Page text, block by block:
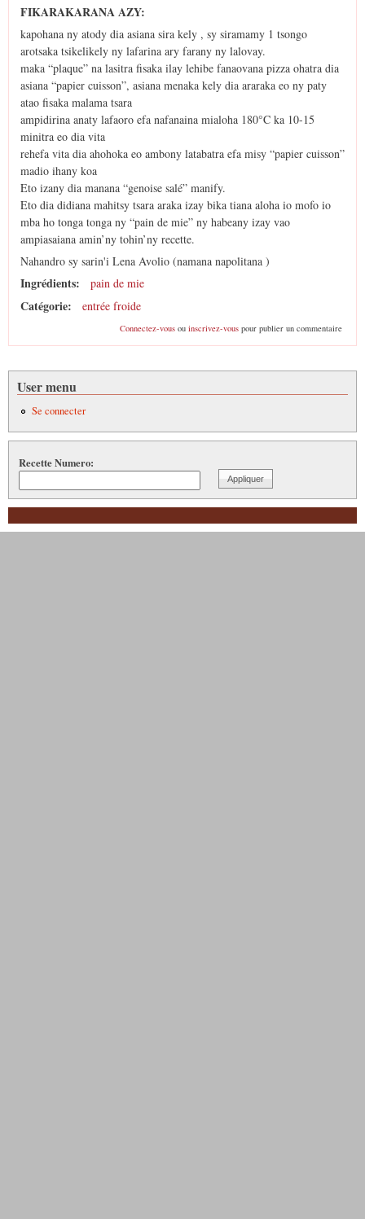
FIKARAKARANA AZY:
kapohana ny atody dia asiana sira kely , sy siramamy 1 tsongo
arotsaka tsikelikely ny lafarina ary farany ny lalovay.
maka “plaque” na lasitra fisaka ilay lehibe fanaovana pizza ohatra dia
asiana “papier cuisson”, asiana menaka kely dia araraka eo ny paty
atao fisaka malama tsara
ampidirina anaty lafaoro efa nafanaina mialoha 180°C ka 10-15
minitra eo dia vita
rehefa vita dia ahohoka eo ambony latabatra efa misy “papier cuisson”
madio ihany koa
Eto izany dia manana “genoise salé” manify.
Eto dia didiana mahitsy tsara araka izay bika tiana aloha io mofo io
mba ho tonga tonga ny “pain de mie” ny habeany izay vao
ampiasaiana amin’ny tohin’ny recette.
Nahandro sy sarin'i Lena Avolio (namana napolitana )
Ingrédients: pain de mie
Catégorie: entrée froide
Connectez-vousou inscrivez-vouspour publier un commentaire
User menu
Se connecter
Recette Numero: